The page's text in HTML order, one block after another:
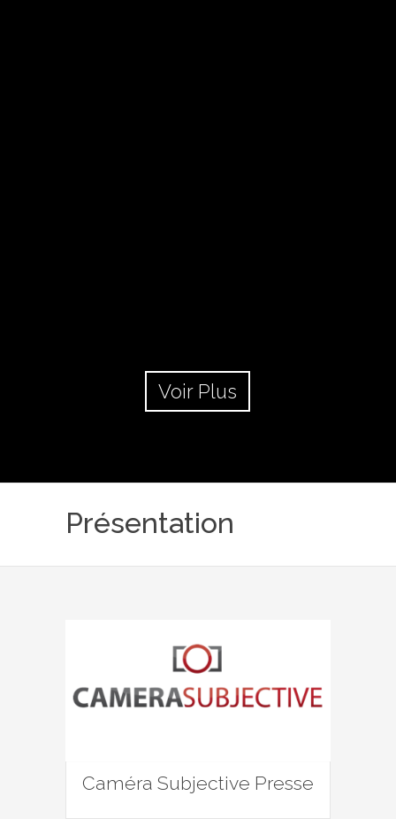
Voir Plus
Présentation
Caméra Subjective Presse